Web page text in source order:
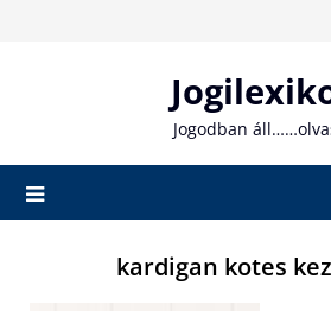
Jogodban
kardigan kotes